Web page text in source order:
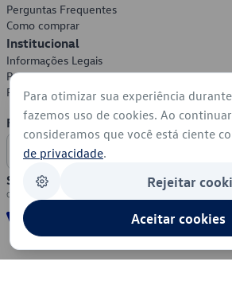
Perguntas Frequentes
Como comprar
Institucional
Informações Legais
Política de Privacidade
Política de Cookies
Formas de Pagamento
Segurança
Para otimizar sua experiência
fazemos uso de cookies. Ao
consideramos que você está ciente
de privacidade.
Rejeitar
Aceitar cookies